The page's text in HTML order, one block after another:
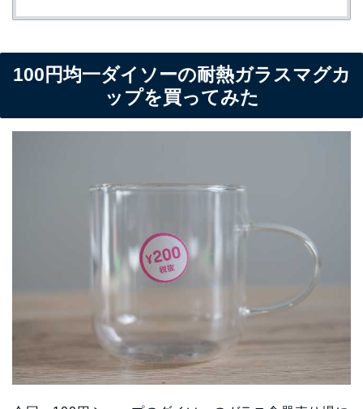
100円均一ダイソーの耐熱ガラスマグカ
ップを買ってみた